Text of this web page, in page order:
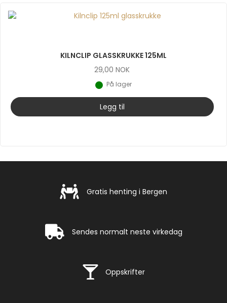
KILNCLIP GLASSKRUKKE 125ML
29,00 NOK
På lager
Legg til
Gratis henting i Bergen
Gratis henting i Bergen
Rask levering
Sendes normalt neste virkedag
Rask levering
Oppskrifter